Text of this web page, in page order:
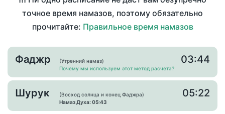
точное время намазов, поэтому обязательно
прочитайте: Правильное время намазов
Фаджр
(Утренний намаз)
Почему мы используем этот метод расчета?
03:44
Шурук
(Восход солнца и конец Фаджра)
Намаз Духа: 05:43
05:22